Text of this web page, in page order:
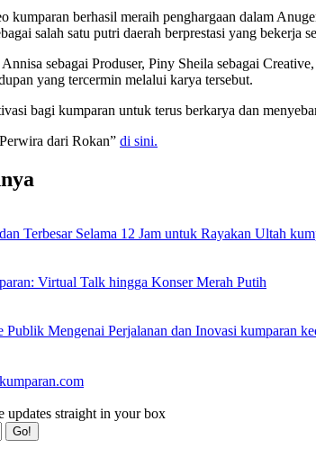
kumparan berhasil meraih penghargaan dalam
salah satu putri daerah berprestasi yang bekerja
sebagai Produser, Piny Sheila sebagai
yang tercermin melalui karya tersebut.
bagi kumparan untuk terus berkarya dan
dari Rokan” di sini.
Terbesar Selama 12 Jam untuk Rayakan Ultah
Virtual Talk hingga Konser Merah Putih
Mengenai Perjalanan dan Inovasi kumparan
updates straight in your box
Go!